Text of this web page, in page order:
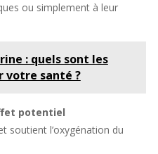
ou simplement à leur
: quels sont les
votre santé ?
potentiel
soutient l’oxygénation du